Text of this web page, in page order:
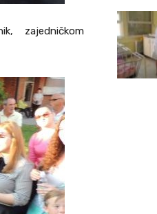
zajedničkom